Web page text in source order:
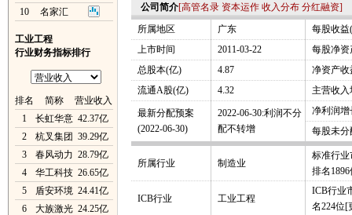
10
名家汇
工业工程
行业财务指标排行
排名 简称
营业收入
1
长虹华意 42.37亿
2
杭叉集团
39.29亿
3
春风动力 28.79亿
4
华工科技 26.65亿
5
盾安环境 24.41亿
6
大族激光 24.25亿
公司简介[高管名录 资本运作 收入分布 分红融资]
所属地区
广东
每股收益
上市时间
2011-03-22
每股净资
总股本(亿)
4.87
净资产收
流通A股(亿)
4.32 主营收入
最新分配预案
(2022-06-30)
2022-06-30:利润不分
配不转增
净利润增
每股未分
所属行业 制造业
标准行业
排名1896
ICB行业 工业工程
ICB行业
名224位[